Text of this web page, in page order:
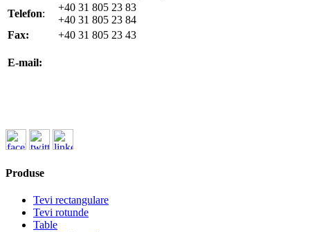
Telefon:
+40 31 805 23 83
+40 31 805 23 84
Fax:
+40 31 805 23 43
E-mail:
Produse
Tevi rectangulare
Tevi rotunde
Table